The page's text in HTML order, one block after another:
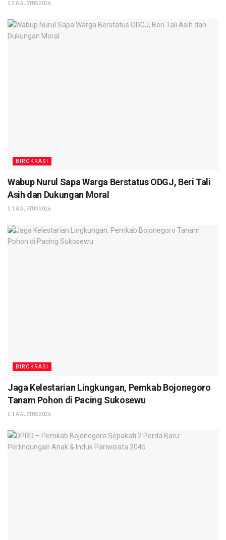
3 AGUSTUS 2026
BIROKRASI
Wabup Nurul Sapa Warga Berstatus ODGJ, Beri Tali
Asih dan Dukungan Moral
1 AGUSTUS 2026
BIROKRASI
Jaga Kelestarian Lingkungan, Pemkab Bojonegoro
Tanam Pohon di Pacing Sukosewu
1 AGUSTUS 2026